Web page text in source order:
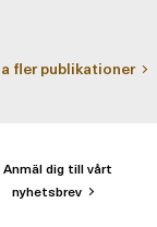
fler publikationer
Anmäl dig till vårt
nyhetsbrev